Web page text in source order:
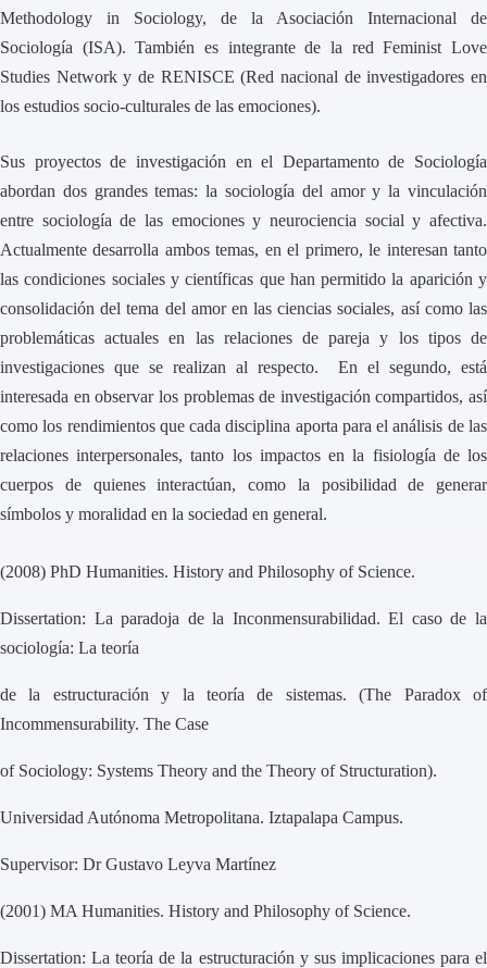
Methodology in Sociology, de la Asociación Internacional de
Sociología (ISA). También es integrante de la red Feminist Love
Studies Network y de RENISCE (Red nacional de investigadores en
los estudios socio-culturales de las emociones).
Sus proyectos de investigación en el Departamento de Sociología
abordan dos grandes temas: la sociología del amor y la vinculación
entre sociología de las emociones y neurociencia social y afectiva.
Actualmente desarrolla ambos temas, en el primero, le interesan tanto
las condiciones sociales y científicas que han permitido la aparición y
consolidación del tema del amor en las ciencias sociales, así como las
problemáticas actuales en las relaciones de pareja y los tipos de
investigaciones que se realizan al respecto. En el segundo, está
interesada en observar los problemas de investigación compartidos, así
como los rendimientos que cada disciplina aporta para el análisis de las
relaciones interpersonales, tanto los impactos en la fisiología de los
cuerpos de quienes interactúan, como la posibilidad de generar
símbolos y moralidad en la sociedad en general.
(2008) PhD Humanities. History and Philosophy of Science.
Dissertation: La paradoja de la Inconmensurabilidad. El caso de la
sociología: La teoría
de la estructuración y la teoría de sistemas. (The Paradox of
Incommensurability. The Case
of Sociology: Systems Theory and the Theory of Structuration).
Universidad Autónoma Metropolitana. Iztapalapa Campus.
Supervisor: Dr Gustavo Leyva Martínez
(2001) MA Humanities. History and Philosophy of Science.
Dissertation: La teoría de la estructuración y sus implicaciones para el